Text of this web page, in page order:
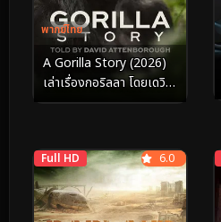
พากย์ไทย
A Gorilla Story (2026)
เล่าเรื่องกอริลลา โดยเดวิด
แอทเทนเบอเรอห์ เซอร์
Full HD 6.0